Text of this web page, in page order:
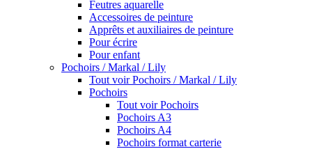
Feutres aquarelle
Accessoires de peinture
Apprêts et auxiliaires de peinture
Pour écrire
Pour enfant
Pochoirs / Markal / Lily
Tout voir Pochoirs / Markal / Lily
Pochoirs
Tout voir Pochoirs
Pochoirs A3
Pochoirs A4
Pochoirs format carterie